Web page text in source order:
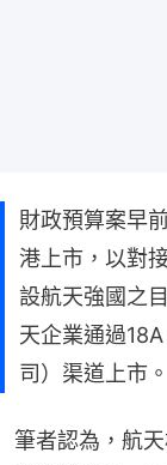
財政預算案早
港上市，以對
設航天強國之
天企業通過
司）渠道上市。
筆者認為，航